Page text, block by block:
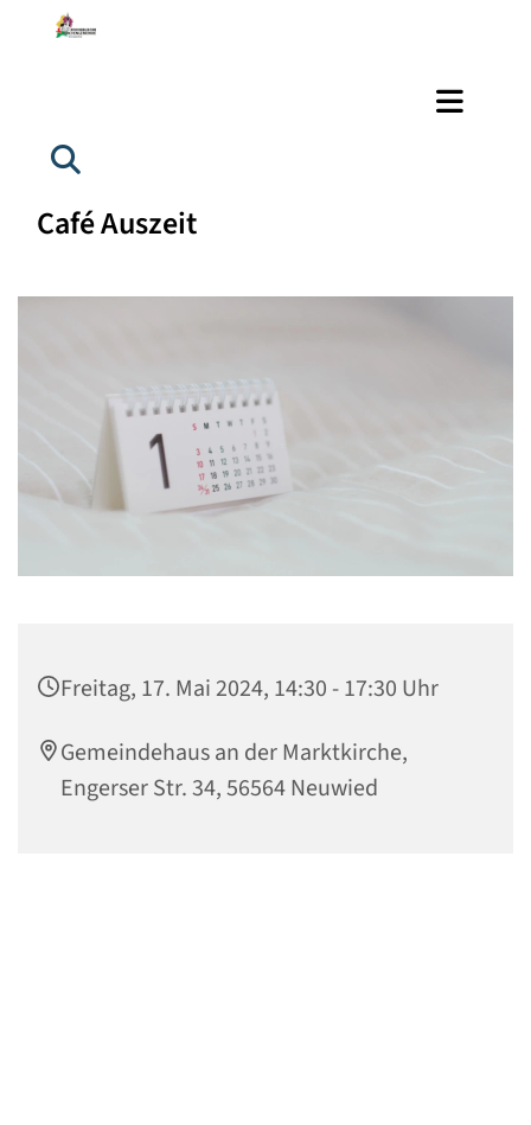
Café Auszeit
Freitag, 17. Mai 2024, 14:30 - 17:30 Uhr
Gemeindehaus an der Marktkirche,
Engerser Str. 34, 56564 Neuwied